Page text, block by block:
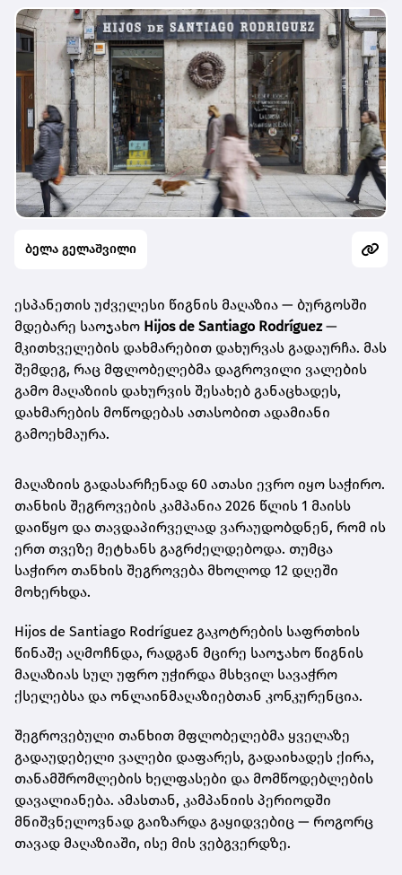
ბელა გელაშვილი
ესპანეთის უძველესი წიგნის მაღაზია — ბურგოსში
მდებარე საოჯახო Hijos de Santiago Rodríguez—
მკითხველების დახმარებით დახურვას გადაურჩა. მას
შემდეგ, რაც მფლობელებმა დაგროვილი ვალების
გამო მაღაზიის დახურვის შესახებ განაცხადეს,
დახმარების მოწოდებას ათასობით ადამიანი
გამოეხმაურა.
მაღაზიის გადასარჩენად 60 ათასი ევრო იყო საჭირო.
თანხის შეგროვების კამპანია 2026 წლის 1 მაისს
დაიწყო და თავდაპირველად ვარაუდობდნენ, რომ ის
ერთ თვეზე მეტხანს გაგრძელდებოდა. თუმცა
საჭირო თანხის შეგროვება მხოლოდ 12 დღეში
მოხერხდა.
Hijos de Santiago Rodríguez გაკოტრების საფრთხის
წინაშე აღმოჩნდა, რადგან მცირე საოჯახო წიგნის
მაღაზიას სულ უფრო უჭირდა მსხვილ სავაჭრო
ქსელებსა და ონლაინმაღაზიებთან კონკურენცია.
შეგროვებული თანხით მფლობელებმა ყველაზე
გადაუდებელი ვალები დაფარეს, გადაიხადეს ქირა,
თანამშრომლების ხელფასები და მომწოდებლების
დავალიანება. ამასთან, კამპანიის პერიოდში
მნიშვნელოვნად გაიზარდა გაყიდვებიც — როგორც
თავად მაღაზიაში, ისე მის ვებგვერდზე.